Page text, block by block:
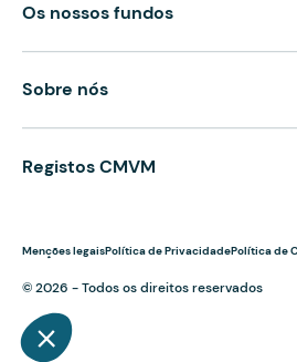
Os nossos fundos
Sobre nós
Registos CMVM
Menções legaisPolítica de PrivacidadePolítica de
© 2026 - Todos os direitos reservados